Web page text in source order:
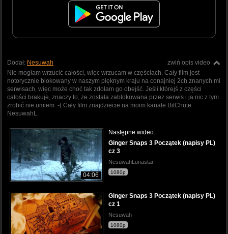
zwiń opis video
Dodał: Nesuwah
Nie mogłam wrzucić całości, więc wrzucam w częściach. Cały film jest
notorycznie blokowany w naszym pięknym kraju na conajniej 2ch znanych mi
serwisach, więc może choć tak zdołam go obejść. Jeśli którejś z części
całości brakuje, znaczy to, że została zablokowana przez serwis i ja nic z tym
zrobić nie umiem :-( Cały film znajdziecie na moim kanale BitChute
NesuwahL.
04:06
Następne wideo:
Ginger Snaps 3 Początek (napisy PL)
cz 3
NesuwahLunastar
1080p
Ginger Snaps 3 Początek (napisy PL)
cz 1
Nesuwah
1080p